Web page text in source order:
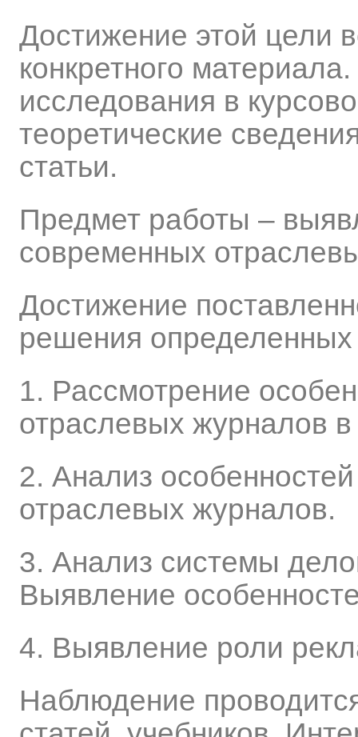
Достижение этой цели
конкретного
исследования в
теоретические
статьи.
Предмет работы –
современных
Достижение
решения определенных
1. Рассмотрение
отраслевых журналов
2. Анализ
отраслевых журналов.
3. Анализ системы
Выявление
4. Выявление роли
Наблюдение